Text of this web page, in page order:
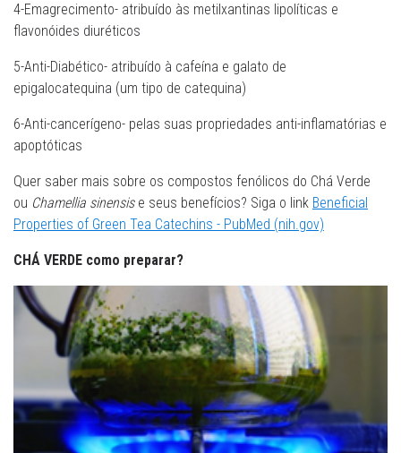
4-Emagrecimento- atribuído às metilxantinas lipolíticas e
flavonóides diuréticos
5-Anti-Diabético- atribuído à cafeína e galato de
epigalocatequina (um tipo de catequina)
6-Anti-cancerígeno- pelas suas propriedades anti-inflamatórias e
apoptóticas
Quer saber mais sobre os compostos fenólicos do Chá Verde
ou Chamellia sinensise seus benefícios? Siga o link Beneficial
Properties of Green Tea Catechins - PubMed (nih.gov)
CHÁ VERDE como preparar?